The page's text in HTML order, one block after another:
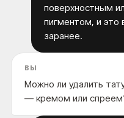
поверхностным
пигментом, и это
заранее.
ВЫ
Можно ли удалить
— кремом или